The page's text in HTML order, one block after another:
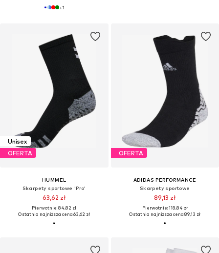
+1
Unisex
OFERTA
HUMMEL
Skarpety sportowe 'Pro'
63,62 zł
Pierwotnie: 84,82 zł
Ostatnia najniższa cena:63,62 zł
OFERTA
ADIDAS PERFORMANCE
Skarpety sportowe
89,13 zł
Pierwotnie: 118,84 zł
Ostatnia najniższa cena:89,13 zł